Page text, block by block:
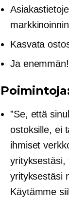
Kasvata
Ja enemmän!
”Se, että
ostoksille, ei
ihmiset
yrityksestäsi,
yrityksestäsi
Käytämme